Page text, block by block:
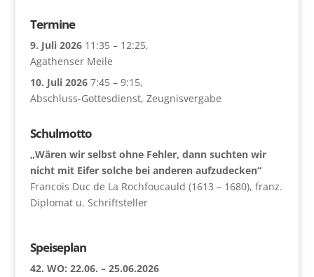
Termine
9. Juli 2026 11:35 – 12:25,
Agathenser Meile
10. Juli 2026 7:45 – 9:15,
Abschluss-Gottesdienst, Zeugnisvergabe
Schulmotto
„Wären wir selbst ohne Fehler, dann suchten wir
nicht mit Eifer solche bei anderen aufzudecken“
Francois Duc de La Rochfoucauld (1613 – 1680), franz.
Diplomat u. Schriftsteller
Speiseplan
42. WO: 22.06. – 25.06.2026